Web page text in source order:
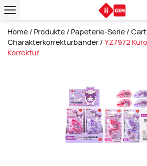
Home / Produkte / Papeterie-Serie /
Charakterkorrekturbänder / YZ7972
Korrektur